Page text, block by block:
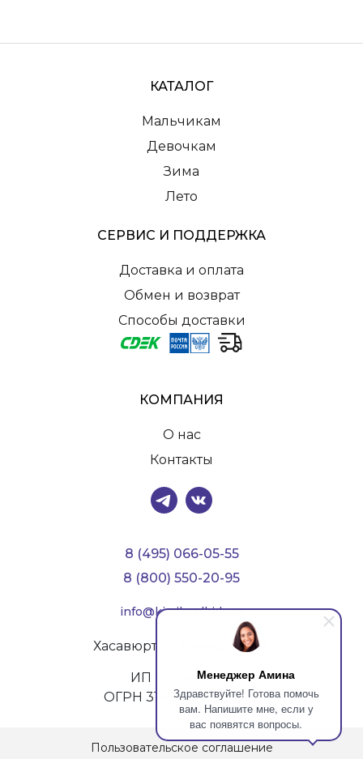
Менеджер Амина
Здравствуйте! Готова помочь
вам. Напишите мне, если у
вас появятся вопросы.
КАТАЛОГ
Мальчикам
Девочкам
Зима
Лето
СЕРВИС И ПОДДЕРЖКА
Доставка и оплата
Обмен и возврат
Способы доставки
КОМПАНИЯ
О нас
Контакты
8 (495) 066-05-55
8 (800) 550-20-95
info@kiwilandkids.ru
Хасавюрт ул. Гамидова, 54
ИП Мутиев И.У.
ОГРН 319057100054129
Пользовательское соглашение